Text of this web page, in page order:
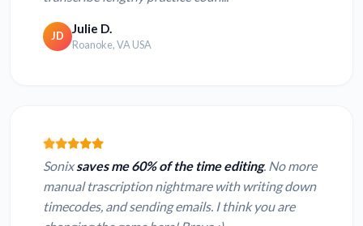
JD Julie D.
Roanoke, VA USA
Sonixsaves me 60% of the time editing. No more
manual trascription nightmare with writing down
timecodes, and sending emails. I think you are